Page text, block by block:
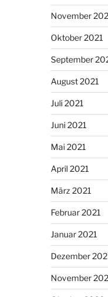
November
Oktober 2021
September
August 2021
Juli 2021
Juni 2021
Mai 2021
April 2021
März 2021
Februar 2021
Januar 2021
Dezember
November